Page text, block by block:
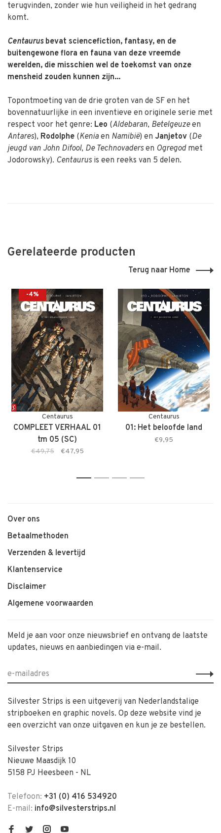
terugvinden, zonder wie hun veiligheid in het gedrang
komt.
Centaurusbevat sciencefiction, fantasy, en de
buitengewone flora en fauna van deze vreemde
werelden, die misschien wel de toekomst van onze
mensheid zouden kunnen zijn...
Topontmoeting van de drie groten van de SF en het
bovennatuurlijke in een inventieve en originele serie met
respect voor het genre: Leo (Aldebaran, Betelgeuzeen
Antares), Rodolphe (Kenia en Namibië) en Janjetov (De
jeugd van John Difool, De Technovadersen Ogregodmet
Jodorowsky). Centaurusis een reeks van 5 delen.
Gerelateerde producten
Terug naar Home
-4%
Centaurus
COMPLEET VERHAAL 01
tm 05 (SC)
€49,75 €47,95
Centaurus
01: Het beloofde land
€9,95
1 2 3 4
Over ons
Betaalmethoden
Verzenden & levertijd
Klantenservice
Disclaimer
Algemene voorwaarden
Meld je aan voor onze nieuwsbrief en ontvang de laatste
updates, nieuws en aanbiedingen via e-mail.
Silvester Strips is een uitgeverij van Nederlandstalige
stripboeken en graphic novels. Op deze website vind je
een overzicht van onze uitgaven en kun je ze bestellen.
Silvester Strips
Nieuwe Maasdijk 10
5158 PJ Heesbeen - NL
Telefoon: +31 (0) 416 534920
E-mail: info@silvesterstrips.nl